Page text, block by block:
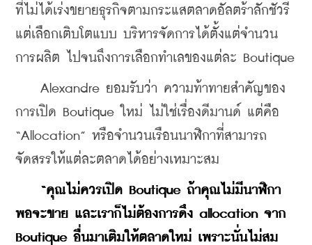
ที่ไม่ได้เร่งขยายธุรกิจตามกระแสตลาดอัลตร้าลักชัวรี
แต่เลือกเติบโตแบบ บริหารจัดการได้ตั้งแต่จำนวน
การผลิต ไปจนถึงการเลือกทำเลของแต่ละ Boutique
Alexandre ยอมรับว่า ความท้าทายสำคัญของ
การเปิด Boutique ใหม่ ไม่ใช่เรื่องดีมานด์ แต่คือ
“Allocation” หรือจำนวนเรือนนาฬิกาที่สามารถ
จัดสรรให้แต่ละตลาดได้อย่างเหมาะสม
“คุณไม่ควรเปิด Boutique ถ้าคุณไม่มีนาฬิกา
พอจะขาย และเราก็ไม่ต้องการดึง allocation จาก
Boutique อื่นมาเติมให้ตลาดใหม่ เพราะนั่นไม่สม